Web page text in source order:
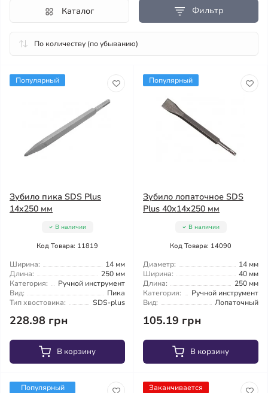
Фильтр
Каталог
Популярный
Зубило пика SDS Plus
14x250 мм
В наличии
Код Товара: 11819
Ширина:
14 мм
Длина:
250 мм
Категория:
Ручной инструмент
Вид:
Пика
Тип хвостовика:
SDS-plus
228.98 грн
В корзину
Популярный
Зубило лопаточное SDS
Plus 40x14x250 мм
В наличии
Код Товара: 14090
Диаметр:
14 мм
Ширина:
40 мм
Длина:
250 мм
Категория:
Ручной инструмент
Вид:
Лопаточный
105.19 грн
В корзину
Популярный
Заканчивается